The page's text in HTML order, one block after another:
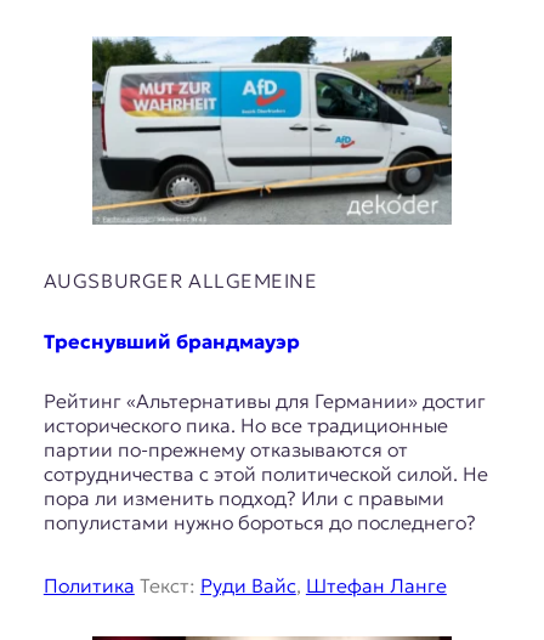
AUGSBURGER ALLGEMEINE
Треснувший брандмауэр
Рейтинг «Альтернативы для Германии» достиг
исторического пика. Но все традиционные
партии по-прежнему отказываются от
сотрудничества с этой политической силой. Не
пора ли изменить подход? Или с правыми
популистами нужно бороться до последнего?
Политика Текст: Руди Вайс, Штефан Ланге